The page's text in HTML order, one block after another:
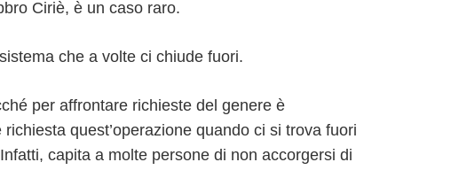
Ciriè, è un caso raro.
che a volte ci chiude fuori.
per affrontare richieste del genere è
quest’operazione quando ci si trova fuori
capita a molte persone di non accorgersi di